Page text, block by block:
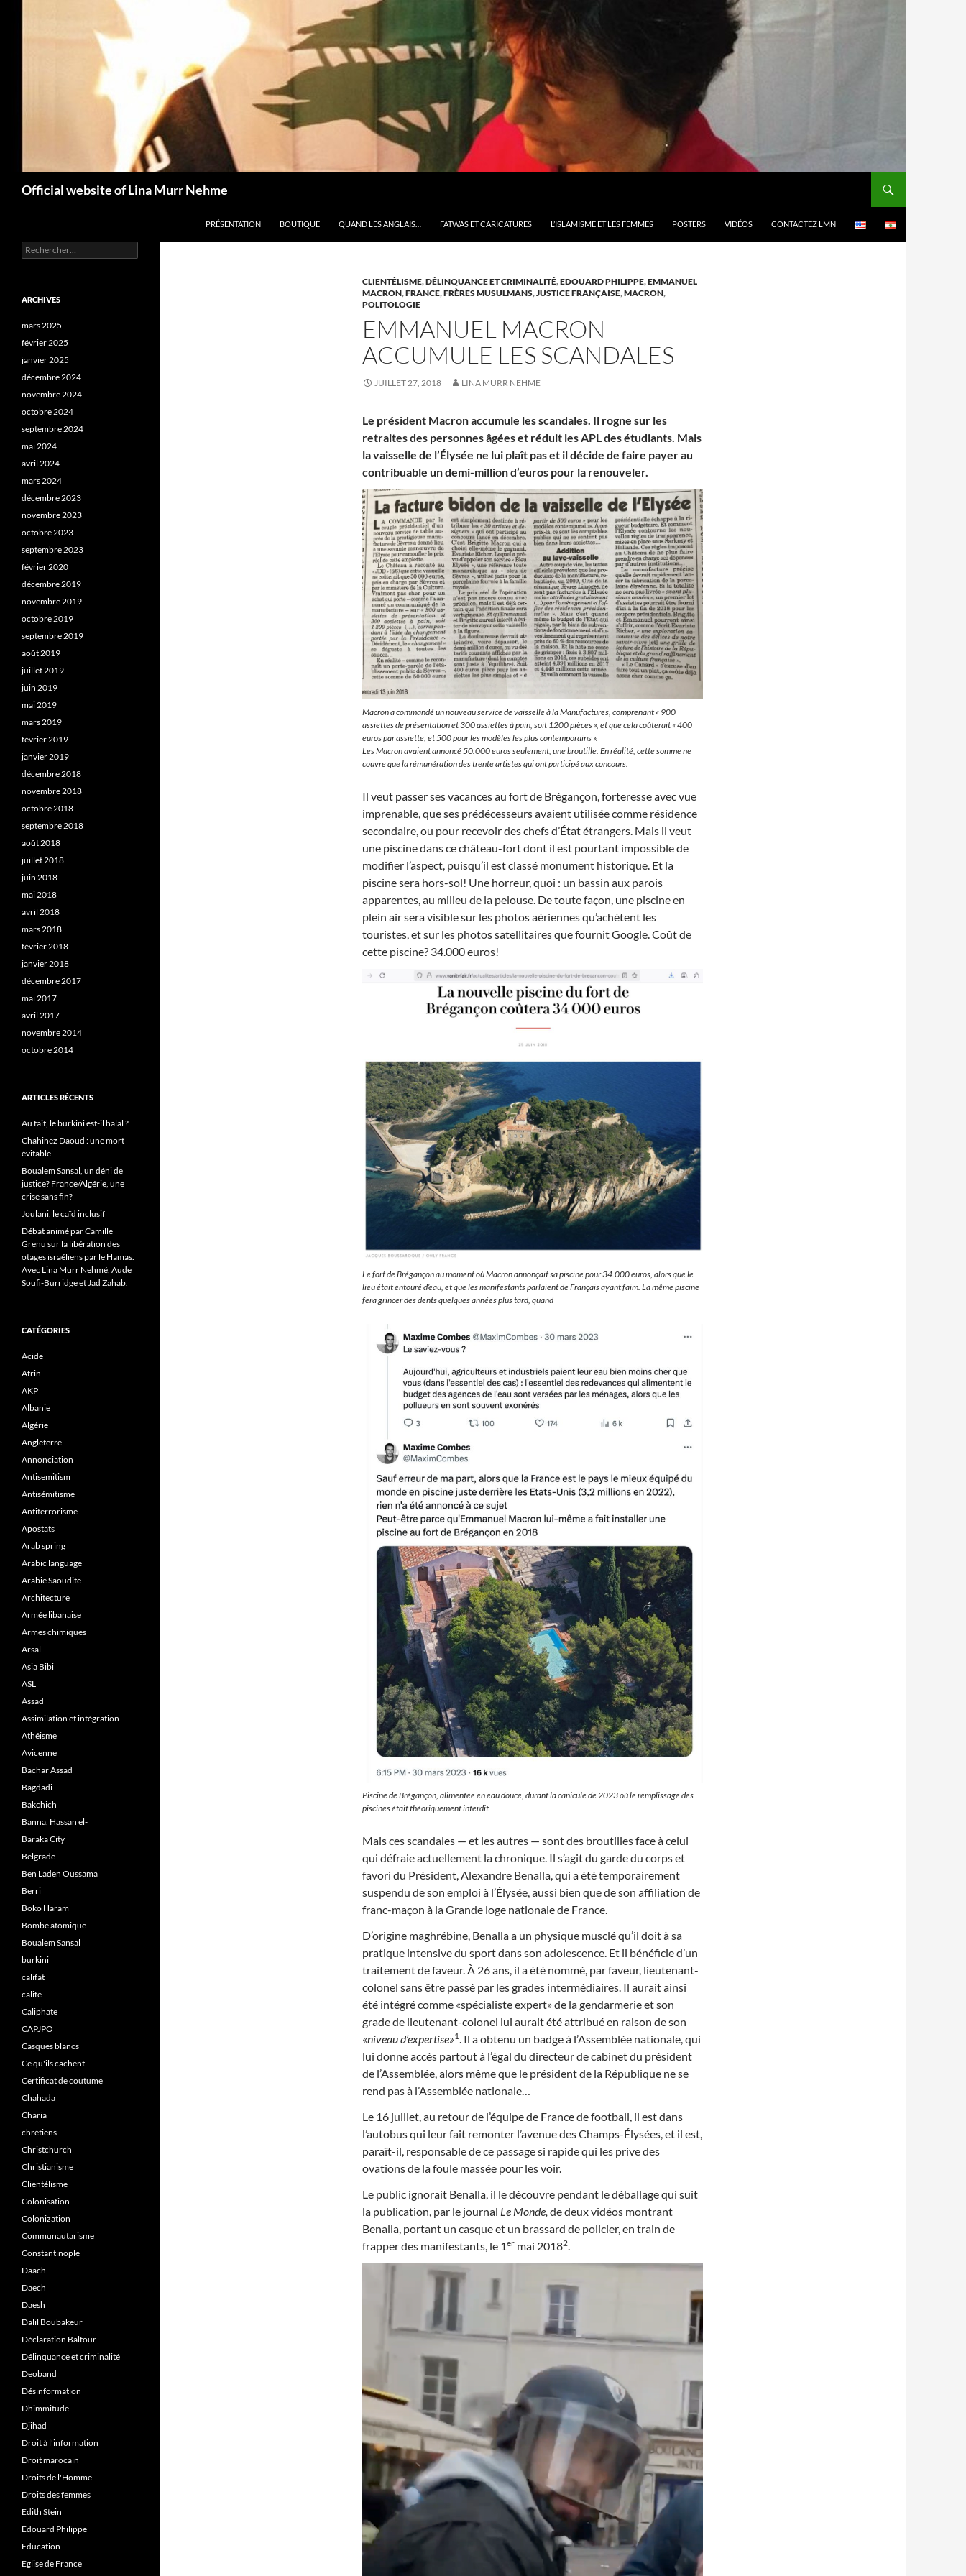
Official website of Lina Murr Nehme
PRÉSENTATION BOUTIQUE QUAND LES ANGLAIS… FATWAS ET CARICATURES L’ISLAMISME ET LES FEMMES POSTERS VIDÉOS CONTACTEZ LMN
CLIENTÉLISME,DÉLINQUANCE ET CRIMINALITÉ,EDOUARD PHILIPPE,EMMANUEL
MACRON,FRANCE,FRÈRES MUSULMANS,JUSTICE FRANÇAISE,MACRON,
POLITOLOGIE
EMMANUEL MACRON
ACCUMULE LES SCANDALES
JUILLET 27, 2018 LINA MURR NEHME
Le président Macron accumule les scandales. Il rogne sur les
retraites des personnes âgées et réduit les APL des étudiants. Mais
la vaisselle de l’Élysée ne lui plaît pas et il décide de faire payer au
contribuable un demi-million d’euros pour la renouveler.
Macron a commandé un nouveau service de vaisselle à la Manufactures, comprenant « 900
assiettes de présentation et 300 assiettes à pain, soit 1200 pièces », et que cela coûterait « 400
euros par assiette, et 500 pour les modèles les plus contemporains ».
Les Macron avaient annoncé 50.000 euros seulement, une broutille. En réalité, cette somme ne
couvre que la rémunération des trente artistes qui ont participé aux concours.
Il veut passer ses vacances au fort de Brégançon, forteresse avec vue
imprenable, que ses prédécesseurs avaient utilisée comme résidence
secondaire, ou pour recevoir des chefs d’État étrangers. Mais il veut
une piscine dans ce château-fort dont il est pourtant impossible de
modifier l’aspect, puisqu’il est classé monument historique. Et la
piscine sera hors-sol! Une horreur, quoi : un bassin aux parois
apparentes, au milieu de la pelouse. De toute façon, une piscine en
plein air sera visible sur les photos aériennes qu’achètent les
touristes, et sur les photos satellitaires que fournit Google. Coût de
cette piscine? 34.000 euros!
Le fort de Brégançon au moment où Macron annonçait sa piscine pour 34.000 euros, alors que le
lieu était entouré d’eau, et que les manifestants parlaient de Français ayant faim. La même piscine
fera grincer des dents quelques années plus tard, quand
Piscine de Brégançon, alimentée en eau douce, durant la canicule de 2023 où le remplissage des
piscines était théoriquement interdit
Mais ces scandales — et les autres — sont des broutilles face à celui
qui défraie actuellement la chronique. Il s’agit du garde du corps et
favori du Président, Alexandre Benalla, qui a été temporairement
suspendu de son emploi à l’Élysée, aussi bien que de son affiliation de
franc-maçon à la Grande loge nationale de France.
D’origine maghrébine, Benalla a un physique musclé qu’il doit à sa
pratique intensive du sport dans son adolescence. Et il bénéficie d’un
traitement de faveur. À 26 ans, il a été nommé, par faveur, lieutenant-
colonel sans être passé par les grades intermédiaires. Il aurait ainsi
été intégré comme «spécialiste expert» de la gendarmerie et son
grade de lieutenant-colonel lui aurait été attribué en raison de son
«niveau d’expertise»1. Il a obtenu un badge à l’Assemblée nationale, qui
lui donne accès partout à l’égal du directeur de cabinet du président
de l’Assemblée, alors même que le président de la République ne se
rend pas à l’Assemblée nationale…
Le 16 juillet, au retour de l’équipe de France de football, il est dans
l’autobus qui leur fait remonter l’avenue des Champs-Élysées, et il est,
paraît-il, responsable de ce passage si rapide qui les prive des
ovations de la foule massée pour les voir.
Le public ignorait Benalla, il le découvre pendant le déballage qui suit
la publication, par le journal Le Monde, de deux vidéos montrant
Benalla, portant un casque et un brassard de policier, en train de
frapper des manifestants, le 1er mai 20182.
Rechercher :
ARCHIVES
mars 2025
février 2025
janvier 2025
décembre 2024
novembre 2024
octobre 2024
septembre 2024
mai 2024
avril 2024
mars 2024
décembre 2023
novembre 2023
octobre 2023
septembre 2023
février 2020
décembre 2019
novembre 2019
octobre 2019
septembre 2019
août 2019
juillet 2019
juin 2019
mai 2019
mars 2019
février 2019
janvier 2019
décembre 2018
novembre 2018
octobre 2018
septembre 2018
août 2018
juillet 2018
juin 2018
mai 2018
avril 2018
mars 2018
février 2018
janvier 2018
décembre 2017
mai 2017
avril 2017
novembre 2014
octobre 2014
ARTICLES RÉCENTS
Au fait, le burkini est-il halal ?
Chahinez Daoud : une mort
évitable
Boualem Sansal, un déni de
justice? France/Algérie, une
crise sans fin?
Joulani, le caïd inclusif
Débat animé par Camille
Grenu sur la libération des
otages israéliens par le Hamas.
Avec Lina Murr Nehmé, Aude
Soufi-Burridge et Jad Zahab.
CATÉGORIES
Acide
Afrin
AKP
Albanie
Algérie
Angleterre
Annonciation
Antisemitism
Antisémitisme
Antiterrorisme
Apostats
Arab spring
Arabic language
Arabie Saoudite
Architecture
Armée libanaise
Armes chimiques
Arsal
Asia Bibi
ASL
Assad
Assimilation et intégration
Athéisme
Avicenne
Bachar Assad
Bagdadi
Bakchich
Banna, Hassan el-
Baraka City
Belgrade
Ben Laden Oussama
Berri
Boko Haram
Bombe atomique
Boualem Sansal
burkini
califat
calife
Caliphate
CAPJPO
Casques blancs
Ce qu'ils cachent
Certificat de coutume
Chahada
Charia
chrétiens
Christchurch
Christianisme
Clientélisme
Colonisation
Colonization
Communautarisme
Constantinople
Daach
Daech
Daesh
Dalil Boubakeur
Déclaration Balfour
Délinquance et criminalité
Deoband
Désinformation
Dhimmitude
Djihad
Droit à l'information
Droit marocain
Droits de l'Homme
Droits des femmes
Edith Stein
Edouard Philippe
Education
Eglise de France